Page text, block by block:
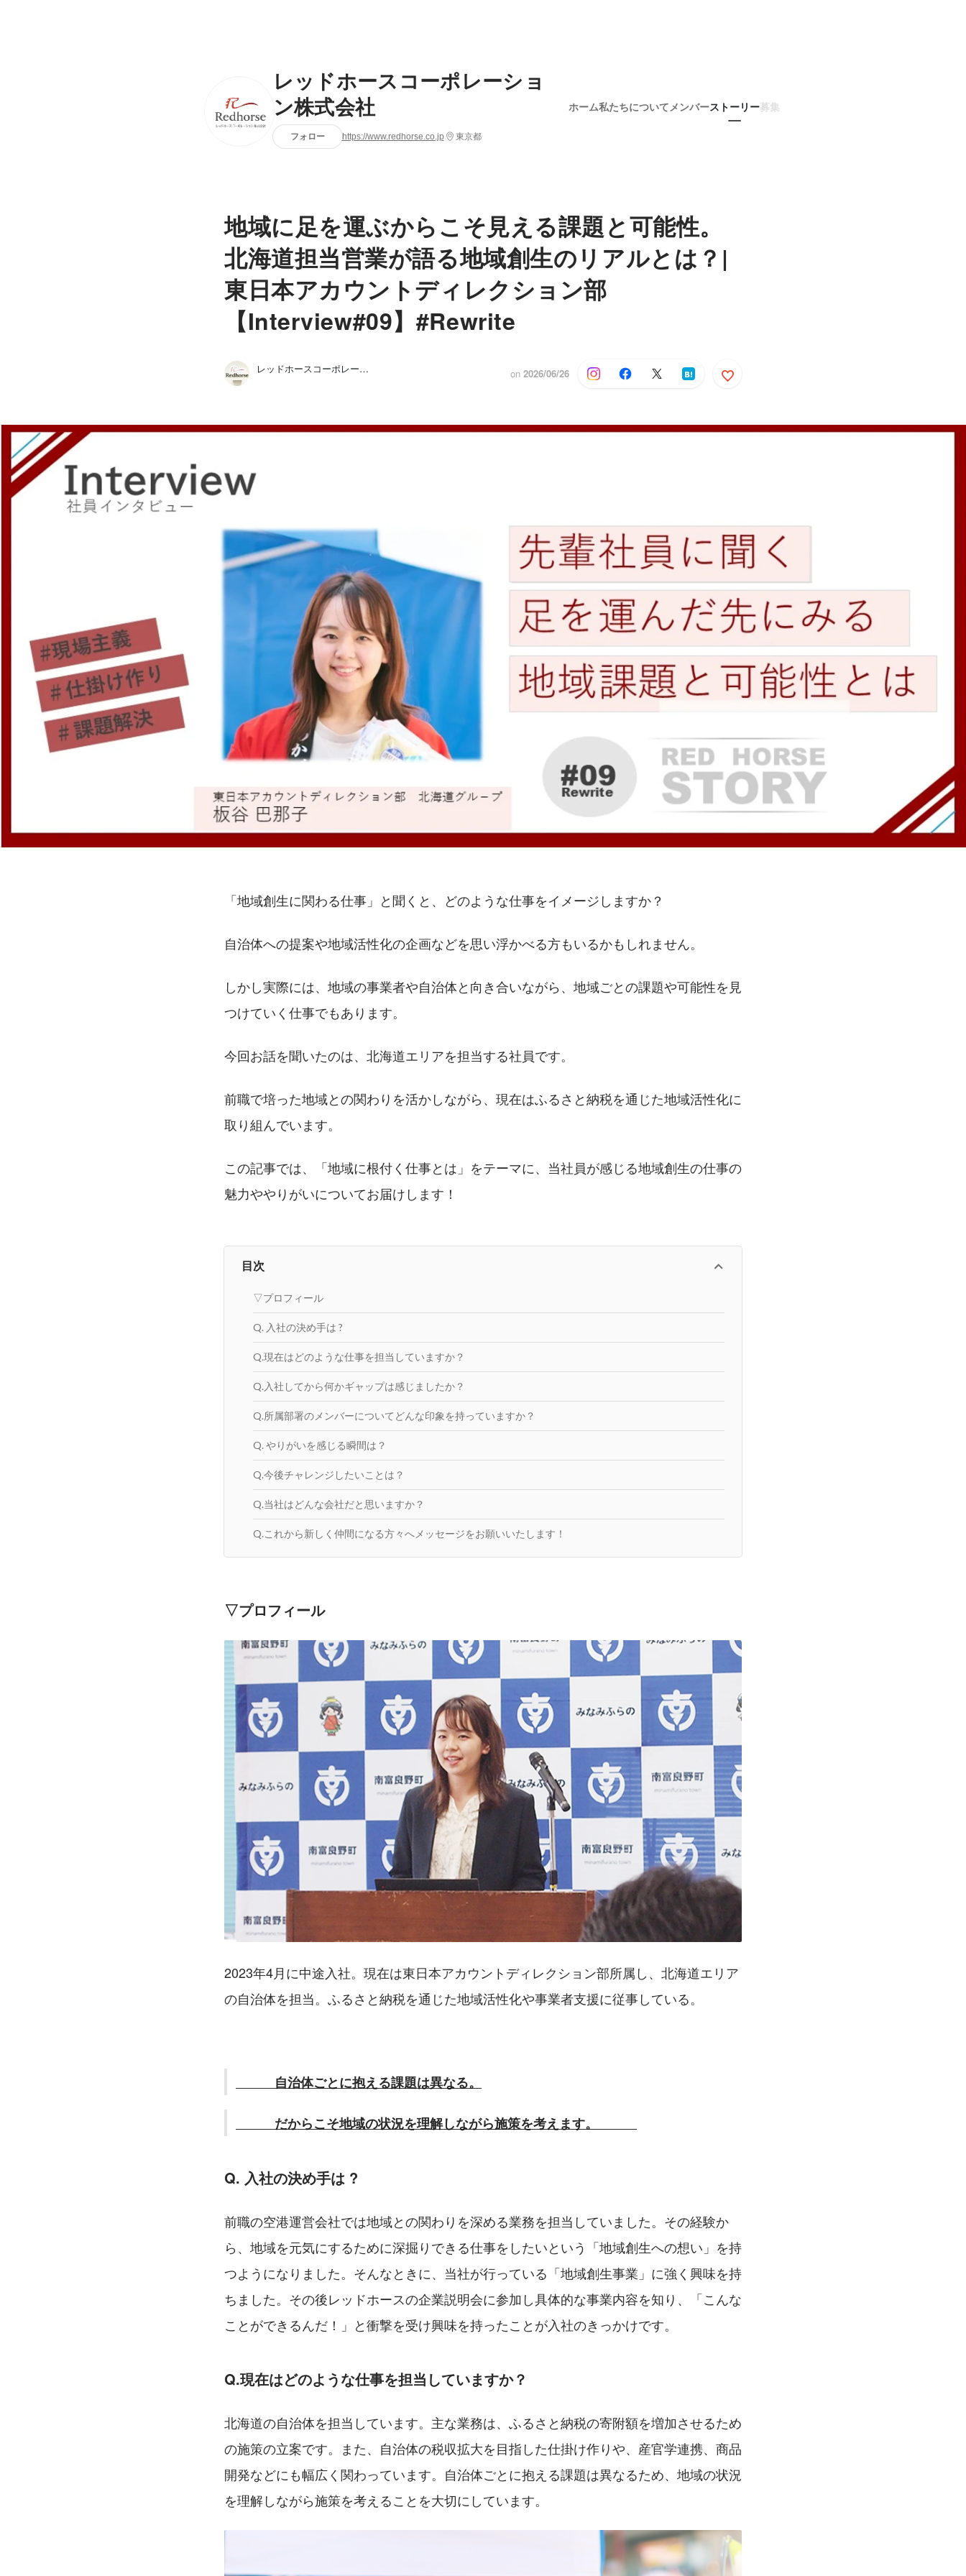
レッドホースコーポレーショ
ン株式会社
フォロー https://www.redhorse.co.jp 東京都
ホーム私たちについて メンバーストーリー募集
地域に足を運ぶからこそ見える課題と可能性。
北海道担当営業が語る地域創生のリアルとは？|
東日本アカウントディレクション部
【Interview#09】#Rewrite
レッドホースコーポレーション 株式会社 on 2026/06/26
「地域創生に関わる仕事」と聞くと、どのような仕事をイメージしますか？
自治体への提案や地域活性化の企画などを思い浮かべる方もいるかもしれません。
しかし実際には、地域の事業者や自治体と向き合いながら、地域ごとの課題や可能性を見
つけていく仕事でもあります。
今回お話を聞いたのは、北海道エリアを担当する社員です。
前職で培った地域との関わりを活かしながら、現在はふるさと納税を通じた地域活性化に
取り組んでいます。
この記事では、「地域に根付く仕事とは」をテーマに、当社員が感じる地域創生の仕事の
魅力ややりがいについてお届けします！
目次
▽プロフィール
Q. 入社の決め手は ?
Q.現在はどのような仕事を担当していますか？
Q.入社してから何かギャップは感じましたか？
Q.所属部署のメンバーについてどんな印象を持っていますか？
Q. やりがいを感じる瞬間は？
Q.今後チャレンジしたいことは？
Q.当社はどんな会社だと思いますか？
Q.これから新しく仲間になる方々へメッセージをお願いいたします！
▽プロフィール
2023年4月に中途入社。現在は東日本アカウントディレクション部所属し、北海道エリア
の自治体を担当。ふるさと納税を通じた地域活性化や事業者支援に従事している。
自治体ごとに抱える課題は異なる。
だからこそ地域の状況を理解しながら施策を考えます。
Q. 入社の決め手は ?
前職の空港運営会社では地域との関わりを深める業務を担当していました。その経験か
ら、地域を元気にするために深掘りできる仕事をしたいという「地域創生への想い」を持
つようになりました。そんなときに、当社が行っている「地域創生事業」に強く興味を持
ちました。その後レッドホースの企業説明会に参加し具体的な事業内容を知り、「こんな
ことができるんだ！」と衝撃を受け興味を持ったことが入社のきっかけです。
Q.現在はどのような仕事を担当していますか？
北海道の自治体を担当しています。主な業務は、ふるさと納税の寄附額を増加させるため
の施策の立案です。また、自治体の税収拡大を目指した仕掛け作りや、産官学連携、商品
開発などにも幅広く関わっています。自治体ごとに抱える課題は異なるため、地域の状況
を理解しながら施策を考えることを大切にしています。